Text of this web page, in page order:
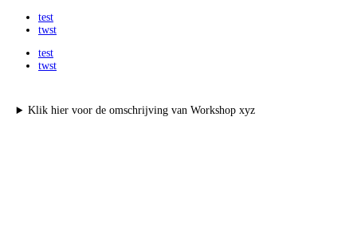
test
twst
test
twst
Klik hier voor de omschrijving van Workshop xyz